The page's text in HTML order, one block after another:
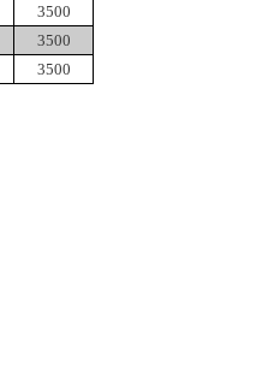
3500
3500
3500